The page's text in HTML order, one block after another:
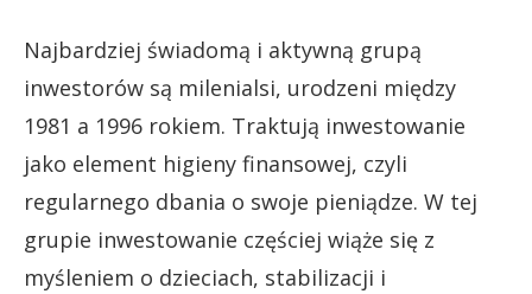
Najbardziej świadomą i aktywną grupą
inwestorów są milenialsi, urodzeni między
1981 a 1996 rokiem. Traktują inwestowanie
jako element higieny finansowej, czyli
regularnego dbania o swoje pieniądze. W tej
grupie inwestowanie częściej wiąże się z
myśleniem o dzieciach, stabilizacji i